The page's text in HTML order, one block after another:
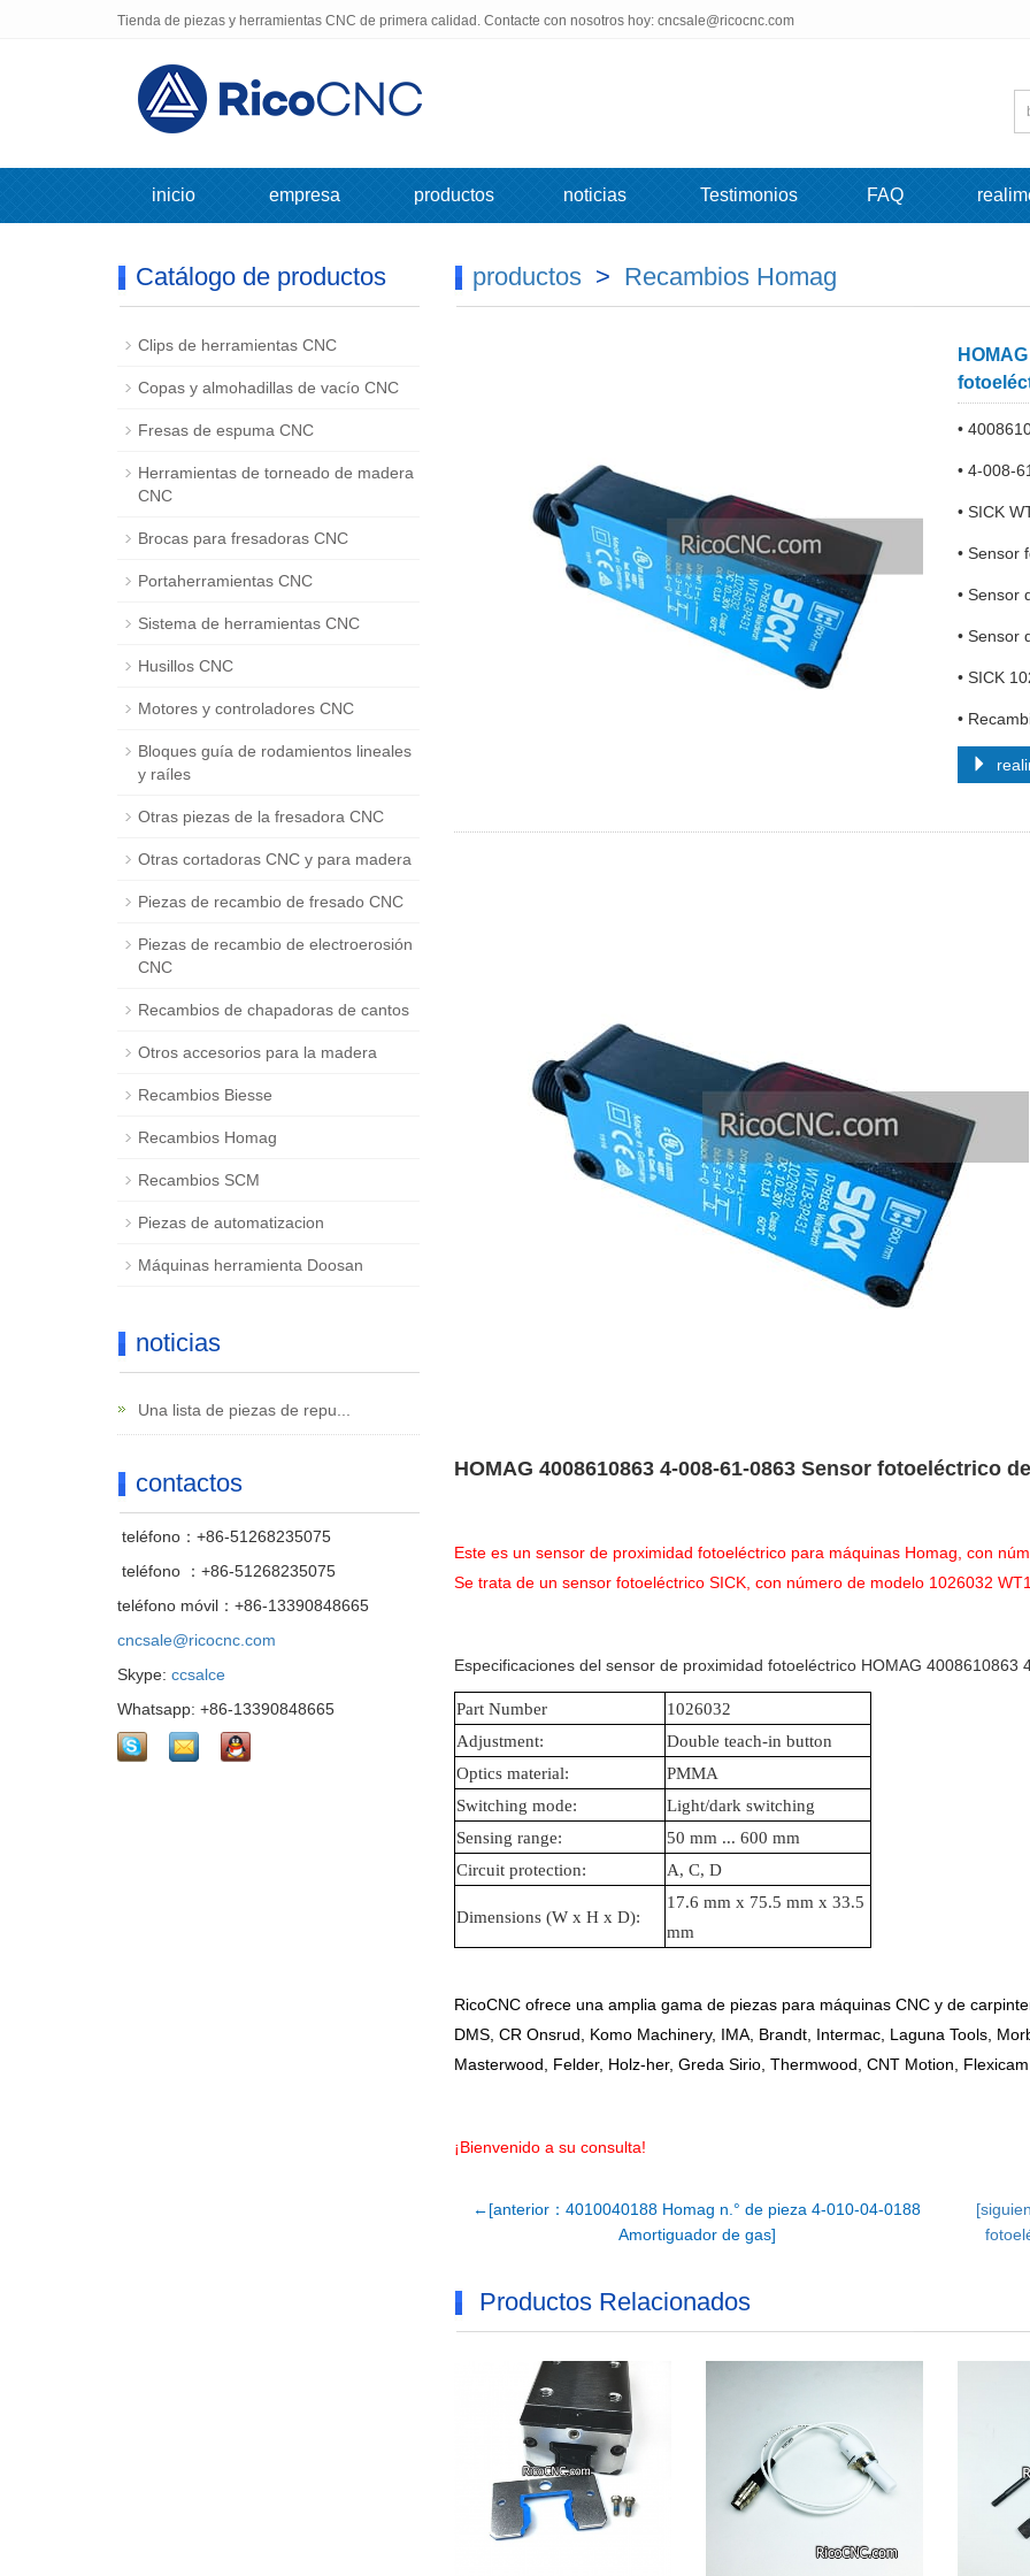
Tienda de piezas y herramientas CNC de primera calidad. Contacte con nosotros hoy: cncsale@ricocnc.com
inicio empresa productos noticias Testimonios FAQ
productos> Recambios Homag
•
• 4-008-
• SICK
• Sensor
• Sensor
• Sensor
• SICK
•
HOMAG 4008610863 4-008-61-0863 Sensor fotoeléctrico
Este es un sensor de proximidad fotoeléctrico para máquinas Homag, con
Se trata de un sensor fotoeléctrico SICK, con número de modelo 1026032
Especificaciones del sensor de proximidad fotoeléctrico HOMAG 4008610863
Part Number
1026032
Adjustment:
Double teach-in button
Optics material:
PMMA
Switching mode:
Light/dark switching
Sensing range:
50 mm ... 600 mm
Circuit protection:
A, C, D
Dimensions (W x H x D):
17.6 mm x 75.5 mm x 33.5
mm
RicoCNC ofrece una amplia gama de piezas para máquinas CNC y de
DMS, CR Onsrud, Komo Machinery, IMA, Brandt, Intermac, Laguna Tools,
Masterwood, Felder, Holz-her, Greda Sirio, Thermwood, CNT Motion,
¡Bienvenido a su consulta!
←[anterior：4010040188 Homag n.° de pieza 4-010-04-0188
Amortiguador de gas]
Productos Relacionados
Catálogo de productos
Clips de herramientas CNC
Copas y almohadillas de vacío CNC
Fresas de espuma CNC
Herramientas de torneado de madera
CNC
Brocas para fresadoras CNC
Portaherramientas CNC
Sistema de herramientas CNC
Husillos CNC
Motores y controladores CNC
Bloques guía de rodamientos lineales
y raíles
Otras piezas de la fresadora CNC
Otras cortadoras CNC y para madera
Piezas de recambio de fresado CNC
Piezas de recambio de electroerosión
CNC
Recambios de chapadoras de cantos
Otros accesorios para la madera
Recambios Biesse
Recambios Homag
Recambios SCM
Piezas de automatizacion
Máquinas herramienta Doosan
noticias
Una lista de piezas de repu...
contactos
teléfono：+86-51268235075
teléfono ：+86-51268235075
teléfono móvil：+86-13390848665
cncsale@ricocnc.com
Skype: ccsalce
Whatsapp: +86-13390848665